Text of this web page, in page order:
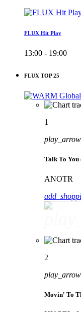
FLUX Hit Play
13:00 - 19:00
FLUX TOP 25
1
play_arrow
Talk To You
ANOTR
2
play_arrow
Movin' To